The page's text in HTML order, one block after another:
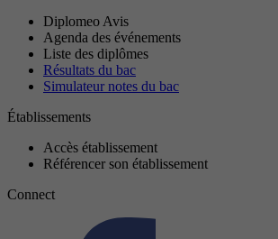
Diplomeo Avis
Agenda des événements
Liste des diplômes
Résultats du bac
Simulateur notes du bac
Établissements
Accès établissement
Référencer son établissement
Connect